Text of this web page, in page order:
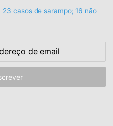
casos de sarampo; 16 não